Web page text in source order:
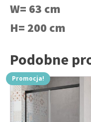
W= 63 cm
H= 200 cm
Podobne
Promocja!